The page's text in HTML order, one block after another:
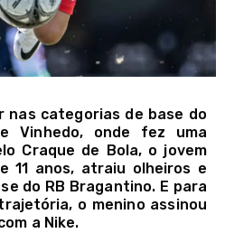
nas categorias de base do
Vinhedo, onde fez uma
Craque de Bola, o jovem
11 anos, atraiu olheiros e
do RB Bragantino. E para
o menino assinou
a Nike.